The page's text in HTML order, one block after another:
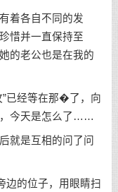
着各自不同的发
惜并一直保持至
的老公也是在我的
”已经等在那�了，向
，今天是怎么了……
就是互相的问了问
边的位子，用眼睛扫